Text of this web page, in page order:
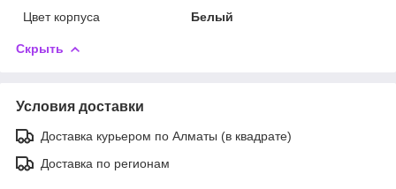
Цвет корпуса
Белый
Скрыть
Условия доставки
Доставка курьером по Алматы (в квадрате)
Доставка по регионам